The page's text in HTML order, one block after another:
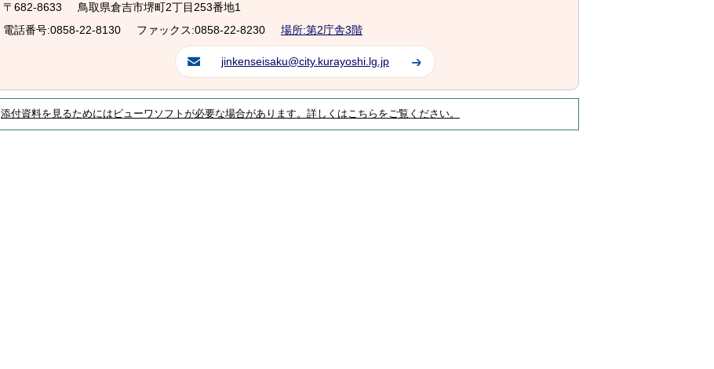
〒682-8633
鳥取県倉吉市堺町2丁目253番地1
電話番号:0858-22-8130
ファックス:0858-22-8230 場所:第2庁舎3階
jinkenseisaku@city.kurayoshi.lg.jp
添付資料を見るためにはビューワソフトが必要な場合があります。詳しくはこちらをご覧ください。